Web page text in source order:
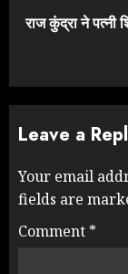
Next
राज कुंद्रा ने पत्नी
Leave a
Your email
fields are
Comment *